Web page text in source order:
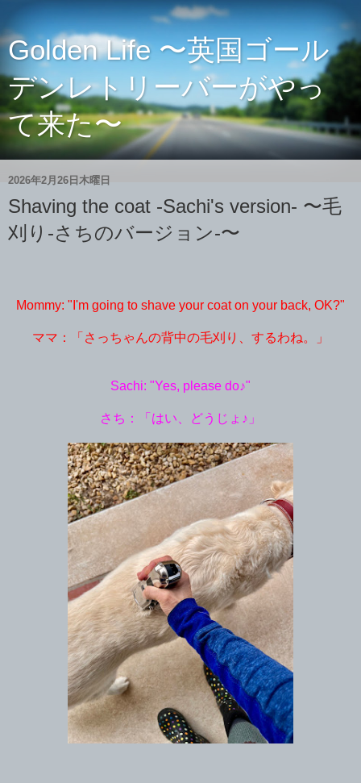
Golden Life 〜英国ゴール
デンレトリーバーがやっ
て来た〜
2026年2月26日木曜日
Shaving the coat -Sachi's version- 〜毛
刈り-さちのバージョン-〜
Mommy: "I'm going to shave your coat on your back, OK?"
ママ：「さっちゃんの背中の毛刈り、するわね。」
Sachi: "Yes, please do♪"
さち：「はい、どうじょ♪」